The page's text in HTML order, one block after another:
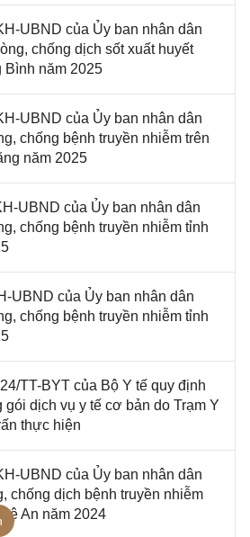
UBND của Ủy ban nhân dân
chống dịch sốt xuất huyết
Bình năm 2025
UBND của Ủy ban nhân dân
chống bệnh truyền nhiễm trên
năm 2025
UBND của Ủy ban nhân dân
chống bệnh truyền nhiễm tỉnh
UBND của Ủy ban nhân dân
chống bệnh truyền nhiễm tỉnh
TT-BYT của Bộ Y tế quy định
gói dịch vụ y tế cơ bản do Trạm Y
thực hiện
UBND của Ủy ban nhân dân
chống dịch bệnh truyền nhiễm
An năm 2024